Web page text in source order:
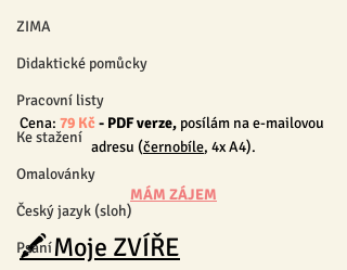
ZIMA
Didaktické pomůcky
Pracovní listy
Ke stažení
Omalovánky
Český jazyk (sloh)
Psaní
Cena: 79 Kč - PDF verze, posílám na e-mailovou
adresu (černobíle, 4x A4).
MÁM ZÁJEM
🖍 Moje ZVÍŘE